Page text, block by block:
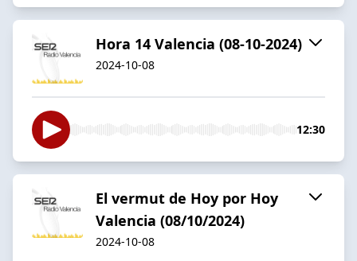
Hora 14 Valencia (08-10-2024)
2024-10-08
12:30
El vermut de Hoy por Hoy
Valencia (08/10/2024)
2024-10-08